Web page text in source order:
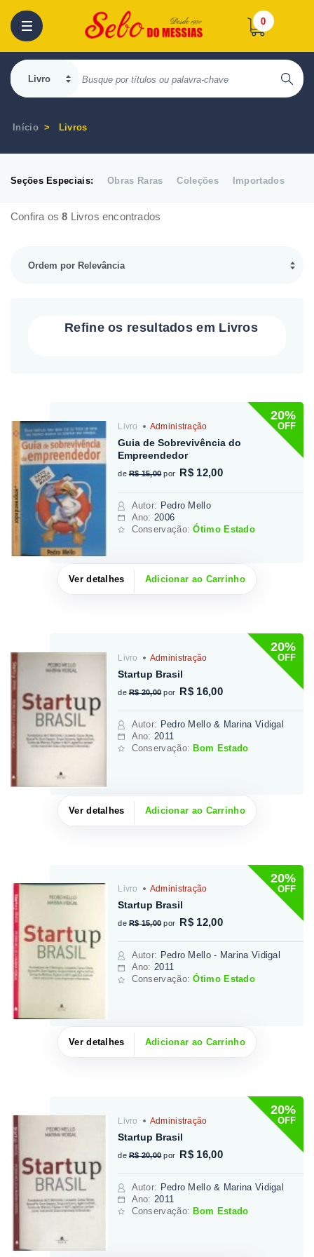
0
Início Livros
Seções Especiais: Obras Raras Coleções Importados
Confira os8 Livros encontrados
Refine os resultados em Livros
20%
OFF
Livro Administração
Guia de Sobrevivência do
Empreendedor
de R$ 15,00 por R$ 12,00
Autor: Pedro Mello
Ano: 2006
Conservação:Ótimo Estado
Ver detalhes Adicionar ao Carrinho
20%
OFF
Livro Administração
Startup Brasil
de R$ 20,00 por R$ 16,00
Autor: Pedro Mello & Marina Vidigal
Ano: 2011
Conservação: Bom Estado
Ver detalhes Adicionar ao Carrinho
20%
OFF
Livro Administração
Startup Brasil
de R$ 15,00 por R$ 12,00
Autor: Pedro Mello - Marina Vidigal
Ano: 2011
Conservação:Ótimo Estado
Ver detalhes Adicionar ao Carrinho
20%
OFF
Livro Administração
Startup Brasil
de R$ 20,00 por R$ 16,00
Autor: Pedro Mello & Marina Vidigal
Ano: 2011
Conservação:Bom Estado